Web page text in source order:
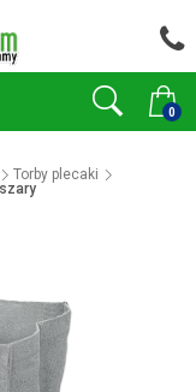
0
Torby plecaki